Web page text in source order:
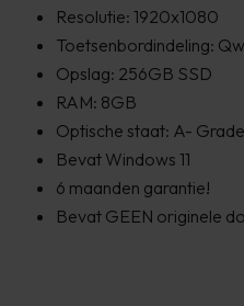
Resolutie: 1920x1080
Toetsenbordindeling:
Opslag: 256GB SSD
RAM: 8GB
Optische staat: A- Grade
Bevat Windows 11
6 maanden garantie!
Bevat GEEN originele